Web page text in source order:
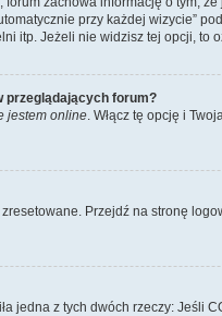
przy każdej wizycie”
itp. Jeżeli nie widzisz tej opcji, to
przeglądających forum?
jestem online. Włącz tę opcję i
Przejdź na stronę
jedna z tych dwóch rzeczy: Jeśli